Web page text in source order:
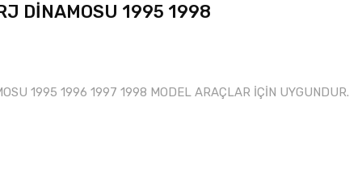
DİNAMOSU 1995 1998
1995 1996 1997 1998 MODEL ARAÇLAR İÇİN UYGUNDUR.